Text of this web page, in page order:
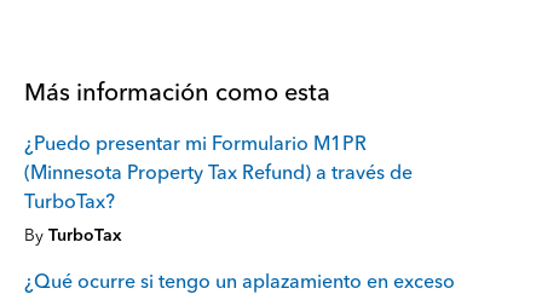
Más información como esta
¿Puedo presentar mi Formulario M1PR
(Minnesota Property Tax Refund) a través de
TurboTax?
By TurboTax
¿Qué ocurre si tengo un aplazamiento en exceso